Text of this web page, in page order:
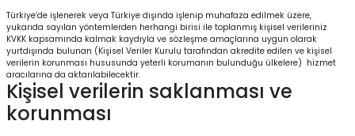
Türkiye’de işlenerek veya Türkiye dışında işlenip muhafaza edilmek üzere,
yukarıda sayılan yöntemlerden herhangi birisi ile toplanmış kişisel verileriniz
KVKK kapsamında kalmak kaydıyla ve sözleşme amaçlarına uygun olarak
yurtdışında bulunan (Kişisel Veriler Kurulu tarafından akredite edilen ve kişisel
verilerin korunması hususunda yeterli korumanın bulunduğu ülkelere) hizmet
aracılarına da aktarılabilecektir.
Kişisel verilerin saklanması ve
korunması